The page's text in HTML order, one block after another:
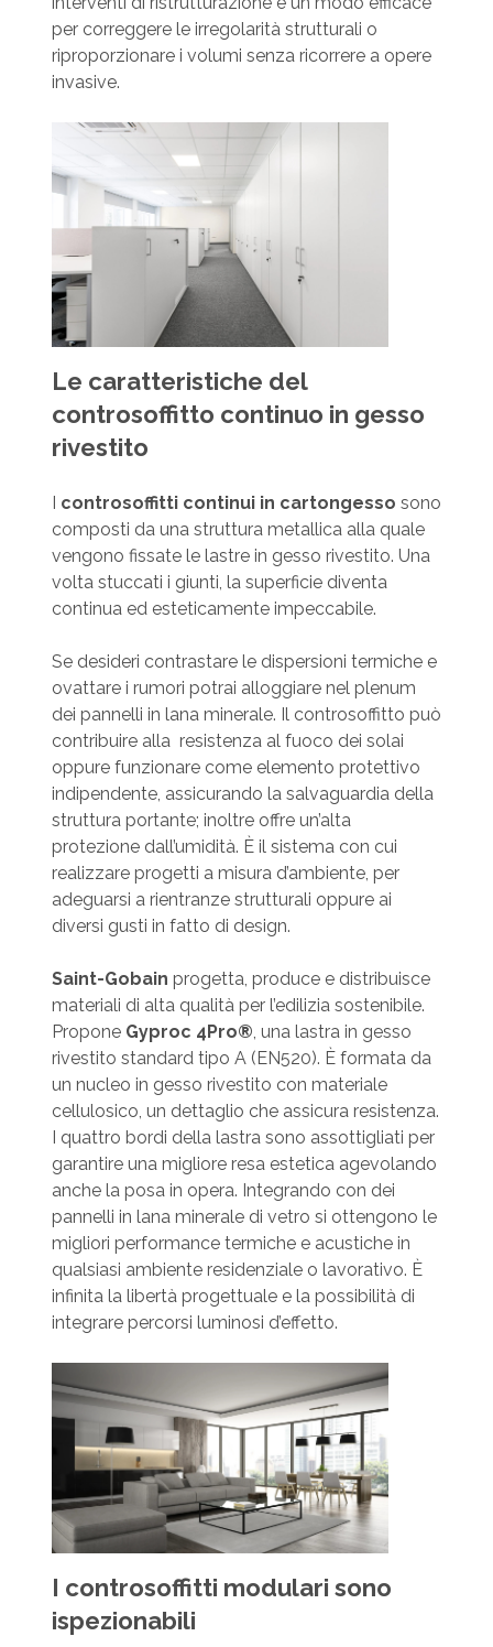
per correggere le irregolarità strutturali o
riproporzionare i volumi senza ricorrere a opere
invasive.
Le caratteristiche del
controsoffitto continuo in gesso
rivestito
controsoffitti continui in cartongesso sono
composti da una struttura metallica alla quale
vengono fissate le lastre in gesso rivestito. Una
volta stuccati i giunti, la superficie diventa
continua ed esteticamente impeccabile.
Se desideri contrastare le dispersioni termiche e
ovattare i rumori potrai alloggiare nel plenum
dei pannelli in lana minerale. Il controsoffitto può
contribuire alla resistenza al fuoco dei solai
oppure funzionare come elemento protettivo
indipendente, assicurando la salvaguardia della
struttura portante; inoltre offre un’alta
protezione dall’umidità. È il sistema con cui
realizzare progetti a misura d’ambiente, per
adeguarsi a rientranze strutturali oppure ai
diversi gusti in fatto di design.
Saint-Gobain progetta, produce e distribuisce
materiali di alta qualità per l’edilizia sostenibile.
Propone Gyproc 4Pro®, una lastra in gesso
rivestito standard tipo A (EN520). È formata da
un nucleo in gesso rivestito con materiale
cellulosico, un dettaglio che assicura resistenza.
I quattro bordi della lastra sono assottigliati per
garantire una migliore resa estetica agevolando
anche la posa in opera. Integrando con dei
pannelli in lana minerale di vetro si ottengono le
migliori performance termiche e acustiche in
qualsiasi ambiente residenziale o lavorativo. È
infinita la libertà progettuale e la possibilità di
integrare percorsi luminosi d’effetto.
I controsoffitti modulari sono
ispezionabili